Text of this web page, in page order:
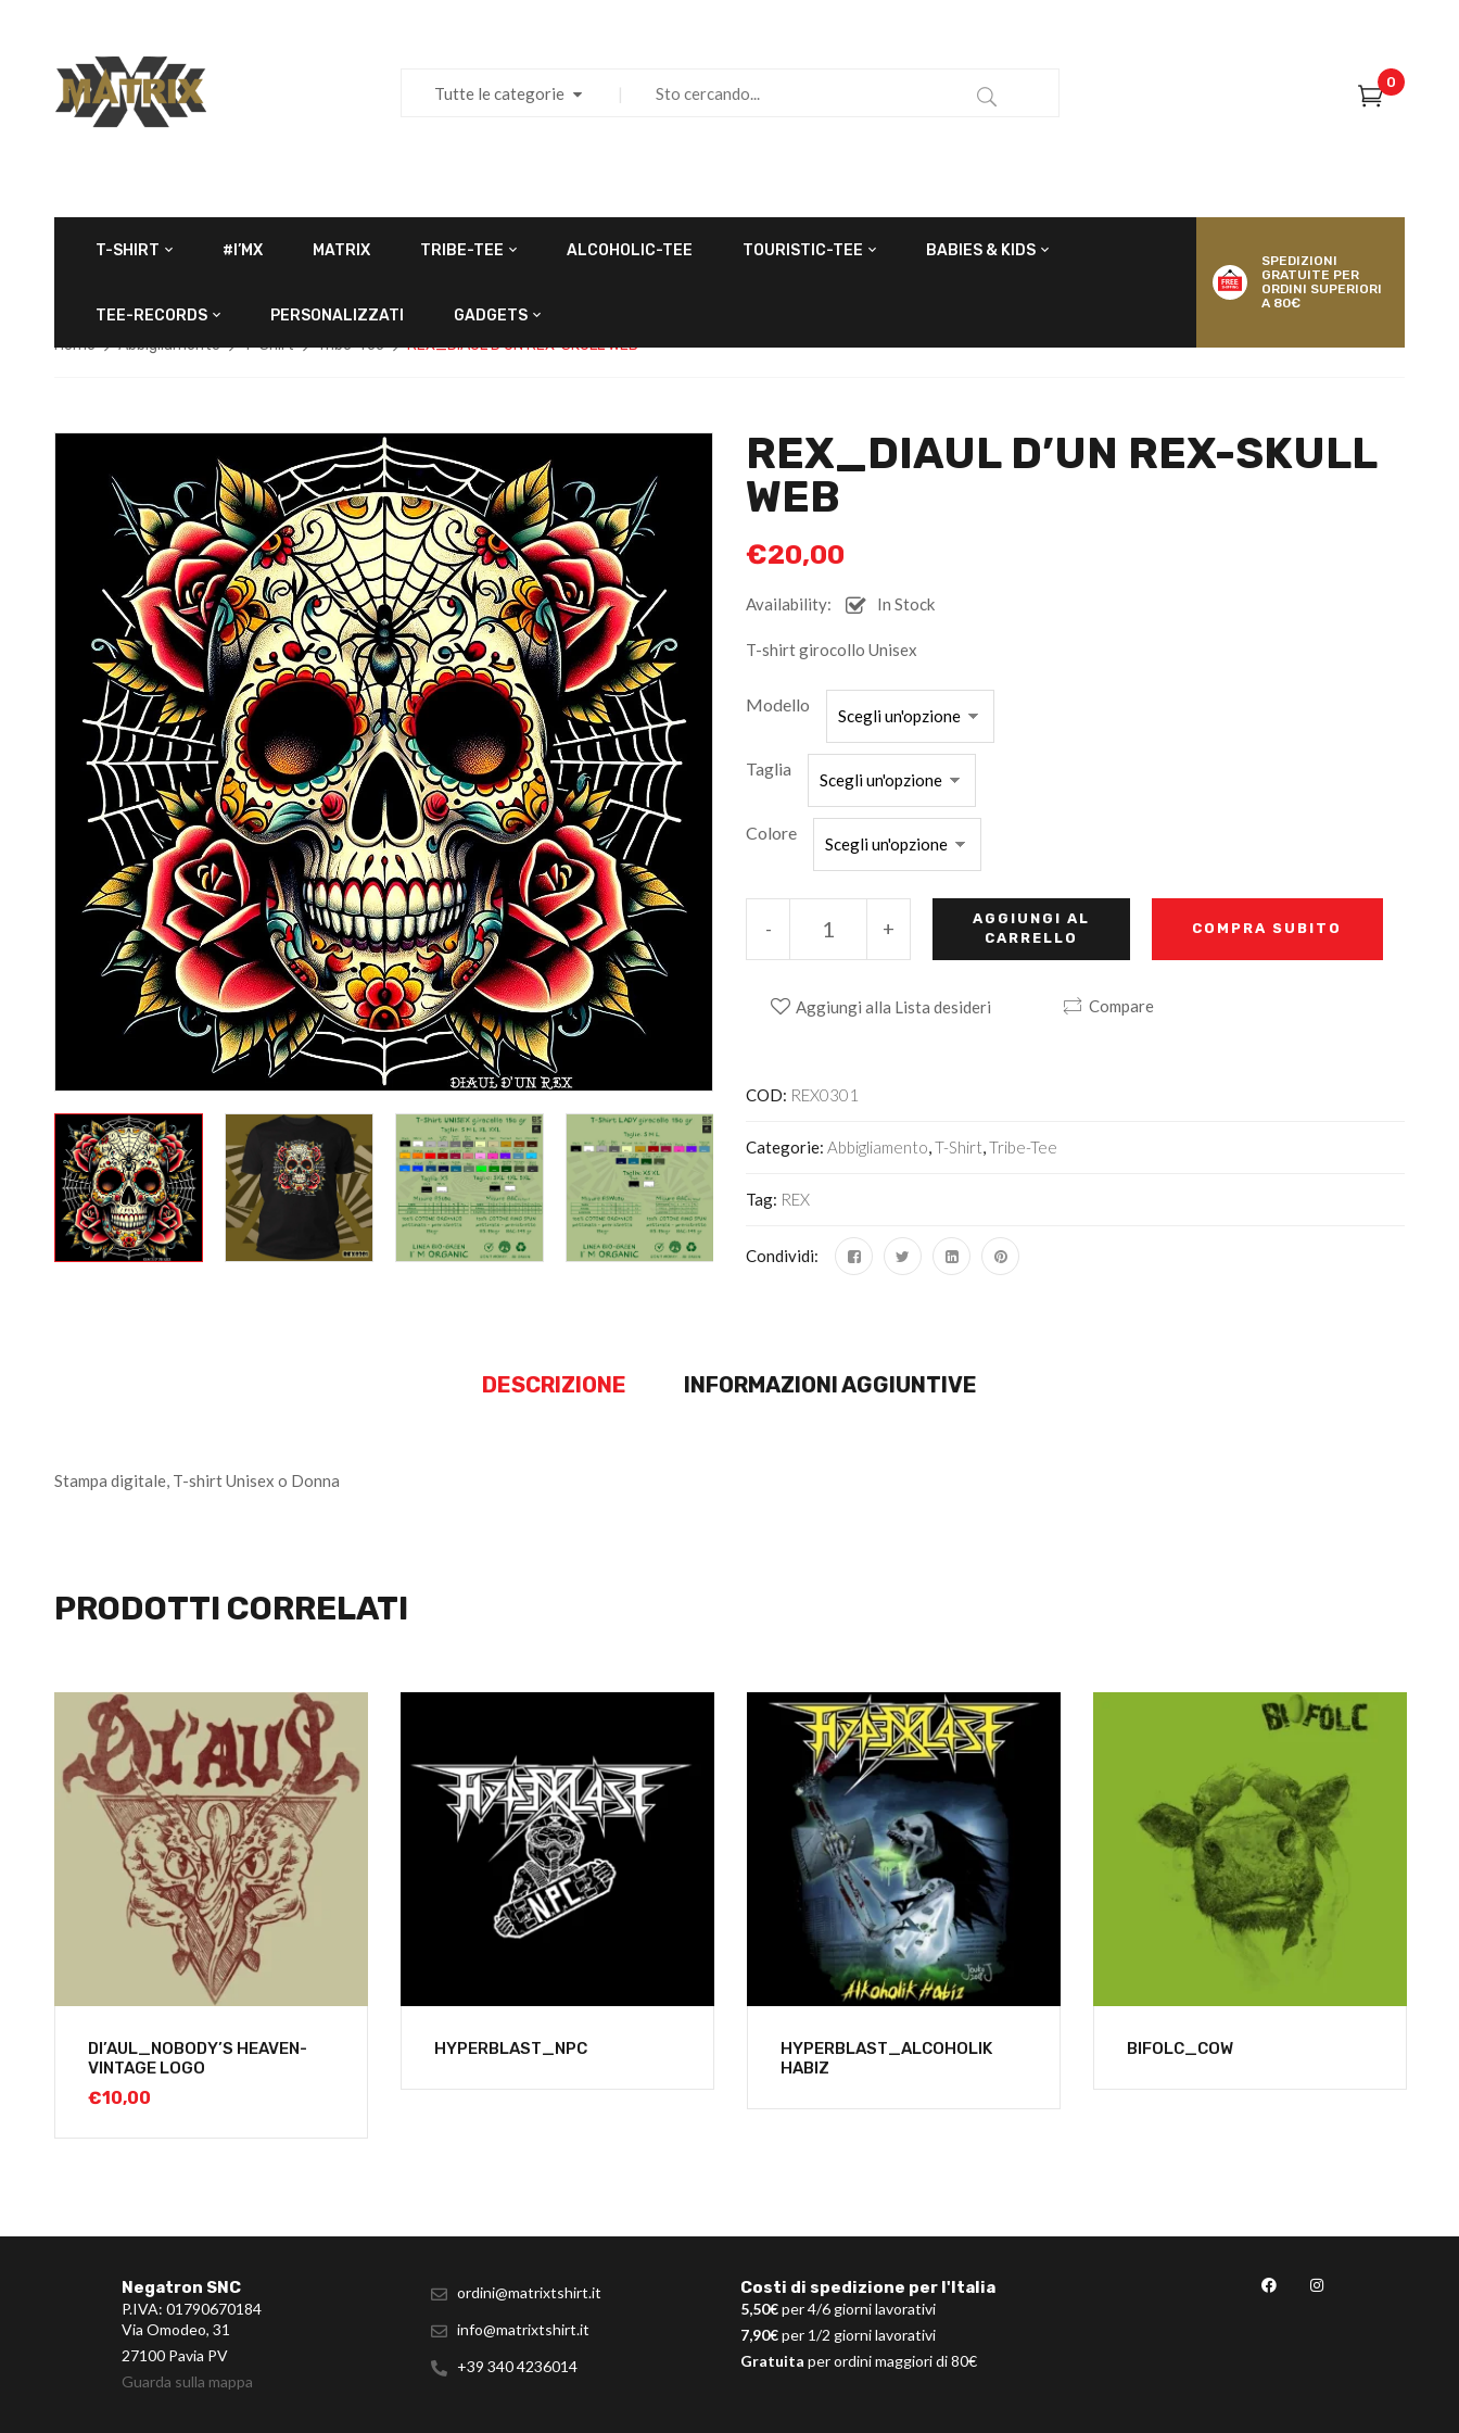
Tutte le categorie
0
T-SHIRT #I’MX MATRIX TRIBE-TEE ALCOHOLIC-TEE TOURISTIC-TEE BABIES & KIDS
TEE-RECORDS PERSONALIZZATI GADGETS
SPEDIZIONI
GRATUITE PER
ORDINI SUPERIORI
A 80€
Home Abbigliamento T-Shirt Tribe-Tee REX_DIAUL D’UN REX-SKULL WEB
REX_DIAUL D’UN REX-SKULL
WEB
€20,00
Availability: In Stock
T-shirt girocollo Unisex
Modello
Taglia
Colore
+
-
AGGIUNGI AL
CARRELLO
COMPRA SUBITO
Aggiungi alla Lista desideri Compare
COD: REX0301
Categorie: Abbigliamento,T-Shirt,Tribe-Tee
Tag: REX
Condividi:
DESCRIZIONE INFORMAZIONI AGGIUNTIVE
Stampa digitale, T-shirt Unisex o Donna
PRODOTTI CORRELATI
DI’AUL_NOBODY’S HEAVEN-
VINTAGE LOGO
€10,00
HYPERBLAST_NPC
HYPERBLAST_ALCOHOLIK
HABIZ
BIFOLC_COW
Negatron SNC
P.IVA: 01790670184
Via Omodeo, 31
27100 Pavia PV
Guarda sulla mappa
ordini@matrixtshirt.it
info@matrixtshirt.it
+39 340 4236014
Costi di spedizione per l'Italia
5,50€per 4/6 giorni lavorativi
7,90€per 1/2 giorni lavorativi
Gratuita per ordini maggiori di 80€